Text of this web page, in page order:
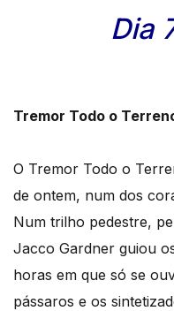
Dia
Tremor Todo o
O Tremor Todo o
de ontem, num dos
Num trilho pedestre,
Jacco Gardner guiou
horas em que só se
pássaros e os